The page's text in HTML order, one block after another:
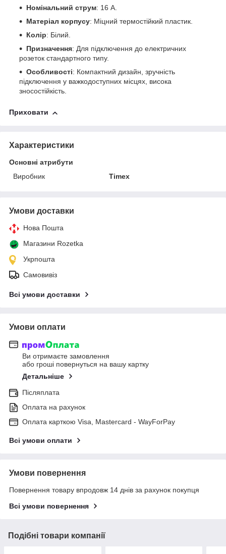
Номінальний струм: 16 А.
Матеріал корпусу: Міцний термостійкий пластик.
Колір: Білий.
Призначення: Для підключення до електричних
розеток стандартного типу.
Особливості: Компактний дизайн, зручність
підключення у важкодоступних місцях, висока
зносостійкість.
Приховати
Характеристики
Основні атрибути
Виробник
Timex
Умови доставки
Нова Пошта
Магазини Rozetka
Укрпошта
Самовивіз
Всі умови доставки
Умови оплати
Ви отримаєте замовлення
або гроші повернуться на вашу картку
Детальніше
Післяплата
Оплата на рахунок
Оплата карткою Visa, Mastercard - WayForPay
Всі умови оплати
Умови повернення
Повернення товару впродовж 14 днів за рахунок покупця
Всі умови повернення
Подібні товари компанії